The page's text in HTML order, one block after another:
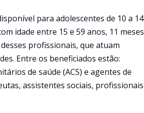
para adolescentes de 10 a 14
idade entre 15 e 59 anos, 11 meses
profissionais, que atuam
Entre os beneficiados estão:
de saúde (ACS) e agentes de
assistentes sociais, profissionais